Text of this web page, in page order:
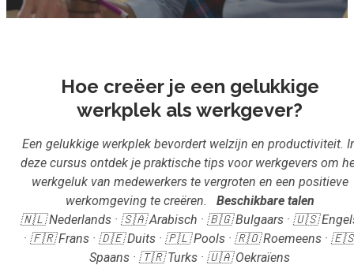
Inloggen
Hoe creëer je een gelukkige
werkplek als werkgever?
Een gelukkige werkplek bevordert welzijn en productiviteit.
deze cursus ontdek je praktische tips voor werkgevers om
werkgeluk van medewerkers te vergroten en een positieve
werkomgeving te creëren. Beschikbare talen
🇳🇱 Nederlands · 🇸🇦 Arabisch · 🇧🇬 Bulgaars · 🇺🇸
· 🇫🇷 Frans · 🇩🇪 Duits · 🇵🇱 Pools · 🇷🇴 Roemeens ·
Spaans · 🇹🇷 Turks · 🇺🇦 Oekraïens